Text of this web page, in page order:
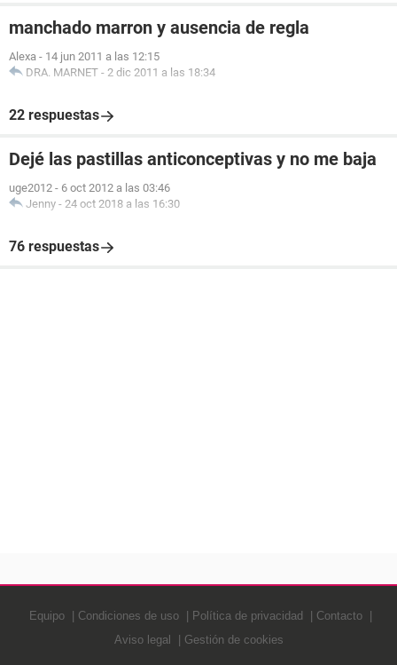
manchado marron y ausencia de regla
Alexa - 14 jun 2011 a las 12:15
DRA. MARNET - 2 dic 2011 a las 18:34
22 respuestas
Dejé las pastillas anticonceptivas y no me baja
uge2012 - 6 oct 2012 a las 03:46
Jenny - 24 oct 2018 a las 16:30
76 respuestas
Equipo Condiciones de uso Política de privacidad
Contacto
Aviso legal
Gestión de cookies